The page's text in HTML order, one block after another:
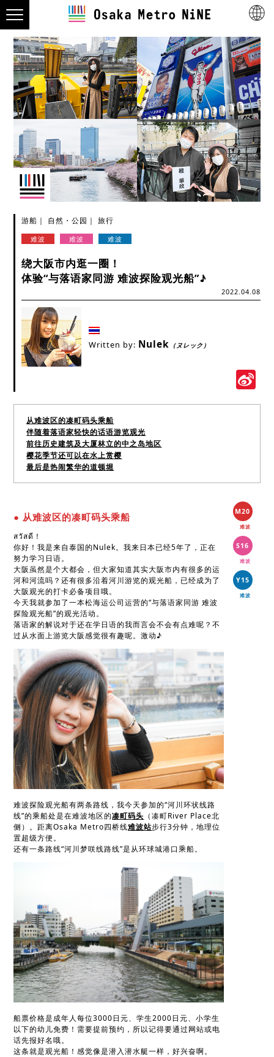
游船 自然・公园
旅行
难波
难波 难波
绕大阪市内逛一圈！
体验“与落语家同游 难波探险观光船”♪
2022.04.08
Written by: Nulek （ヌレック）
从难波区的凑町码头乘船
伴随着落语家轻快的话语游览观光
前往历史建筑及大厦林立的中之岛地区
樱花季节还可以在水上赏樱
最后是热闹繁华的道顿堀
● 从难波区的凑町码头乘船
สวัสดี！
你好！我是来自泰国的Nulek。我来日本已经5年了，正在
努力学习日语。
大阪虽然是个大都会，但大家知道其实大阪市内有很多的运
河和河流吗？还有很多沿着河川游览的观光船，已经成为了
大阪观光的打卡必备项目哦。
今天我就参加了一本松海运公司运营的“与落语家同游 难波
探险观光船”的观光活动。
落语家的解说对于还在学日语的我而言会不会有点难呢？不
过从水面上游览大阪感觉很有趣呢。激动♪
难波探险观光船有两条路线，我今天参加的“河川环状线路
线”的乘船处是在难波地区的凑町码头 （凑町River Place北
侧）。距离Osaka Metro四桥线难波站步行3分钟，地理位
置超级方便。
还有一条路线“河川梦咲线路线”是从环球城港口乘船。
船票价格是成年人每位3000日元、学生2000日元、小学生
以下的幼儿免费！需要提前预约，所以记得要通过网站或电
话先报好名哦。
这条就是观光船！感觉像是潜入潜水艇一样，好兴奋啊。
M20
难波
S16
难波
Y15
难波